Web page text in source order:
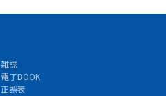
雑誌
電子BOOK
正誤表